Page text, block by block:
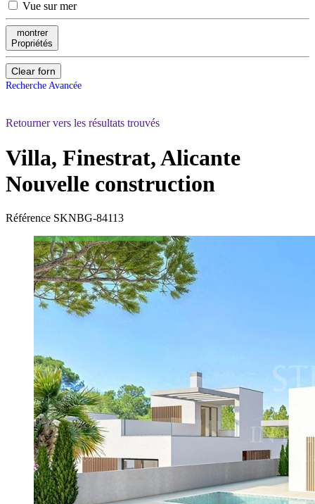
Vue sur mer
montrer
Propriétés
Clear forn
Recherche Avancée
Retourner vers les résultats trouvés
Villa, Finestrat, Alicante
Nouvelle construction
Référence SKNBG-84113